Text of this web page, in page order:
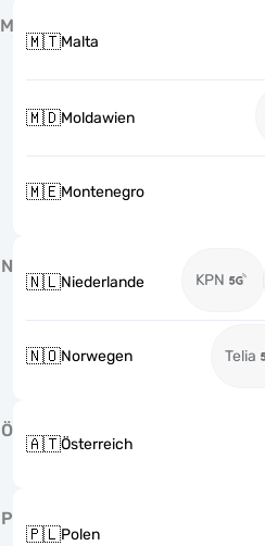
M
🇲🇹Malta
🇲🇩Moldawien
🇲🇪Montenegro
N
🇳🇱Niederlande KPN
🇳🇴Norwegen Telia
Ö
🇦🇹Österreich
P
🇵🇱Polen